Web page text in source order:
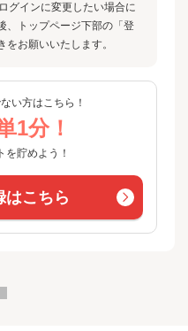
グインに変更したい場合に
、トップページ下部の「登
お願いいたします。
い方はこちら！
1分！
を貯めよう！
はこちら